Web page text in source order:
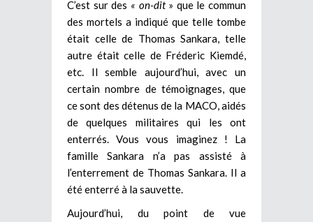
C’est sur des « on-dit » que le commun
des mortels a indiqué que telle tombe
était celle de Thomas Sankara, telle
autre était celle de Fréderic Kiemdé,
etc. Il semble aujourd’hui, avec un
certain nombre de témoignages, que
ce sont des détenus de la MACO, aidés
de quelques militaires qui les ont
enterrés. Vous vous imaginez ! La
famille Sankara n’a pas assisté à
l’enterrement de Thomas Sankara. Il a
été enterré à la sauvette.
Aujourd’hui, du point de vue